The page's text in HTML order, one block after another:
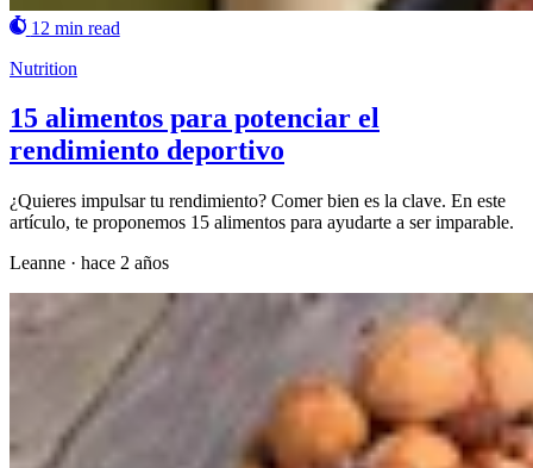
12 min read
Nutrition
15 alimentos para potenciar el
rendimiento deportivo
¿Quieres impulsar tu rendimiento? Comer bien es la clave. En este
artículo, te proponemos 15 alimentos para ayudarte a ser imparable.
Leanne · hace 2 años